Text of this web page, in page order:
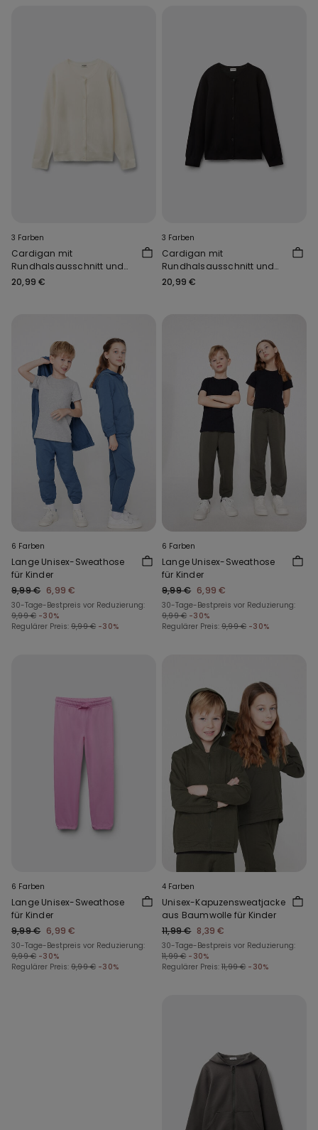
3 Farben
Cardigan mit
Rundhalsausschnitt und
Knöpfen für Mädchen
20,99 €
3 Farben
Cardigan mit
Rundhalsausschnitt und
Knöpfen für Mädchen
20,99 €
6 Farben
Lange Unisex-Sweathose
für Kinder
9,99 € 6,99 €
30-Tage-Bestpreis vor Reduzierung:
9,99 € -30%
Regulärer Preis: 9,99 € -30%
6 Farben
Lange Unisex-Sweathose
für Kinder
9,99 € 6,99 €
30-Tage-Bestpreis vor Reduzierung:
9,99 € -30%
Regulärer Preis: 9,99 € -30%
6 Farben
Lange Unisex-Sweathose
für Kinder
9,99 € 6,99 €
30-Tage-Bestpreis vor Reduzierung:
9,99 € -30%
Regulärer Preis: 9,99 € -30%
4 Farben
Unisex-Kapuzensweatjacke
aus Baumwolle für Kinder
11,99 € 8,39 €
30-Tage-Bestpreis vor Reduzierung:
11,99 € -30%
Regulärer Preis: 11,99 € -30%